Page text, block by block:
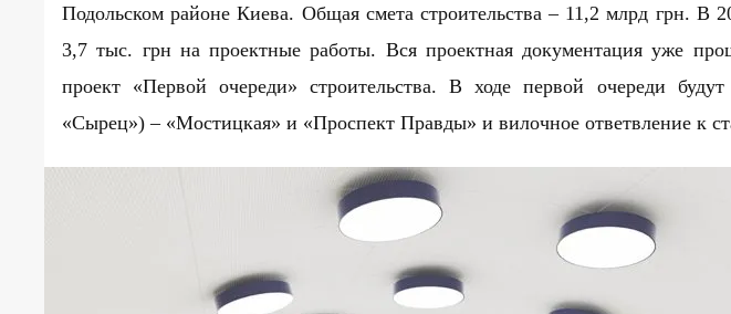
Подольском районе Киева. Общая смета строительства – 11,2 млрд грн. В
3,7 тыс. грн на проектные работы. Вся проектная документация уже
проект «Первой очереди» строительства. В ходе первой очереди
«Сырец») – «Мостицкая» и «Проспект Правды» и вилочное ответвление к